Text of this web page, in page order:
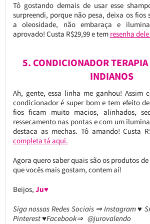
Tô gostando demais de usar esse
surpreendi, porque não pesa, deixa os
a oleosidade, não embaraça e
aprovado! Custa R$29,99 e tem resenha
5. CONDICIONADOR
INDIANOS
Ah, gente, essa linha me ganhou! Assim
condicionador é super bom e tem efeito
fios ficam muito macios, alinhados,
ressecamento nas pontas e com um
destaca as mechas. Tô amando! Custa
completa tá aqui.
Agora quero saber quais são os produtos
que vocês mais gostam, contem aí!
Beijos, Ju♥
Siga nossas Redes Sociais ⇒ Instagram ♥
Pinterest ♥Facebook⇒ @jurovalendo